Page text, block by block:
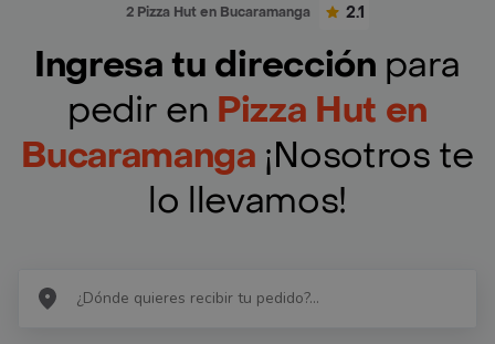
2 Pizza Hut en Bucaramanga 2.1
Ingresa tu dirección para
pedir en Pizza Hut en
Bucaramanga ¡Nosotros te
lo llevamos!